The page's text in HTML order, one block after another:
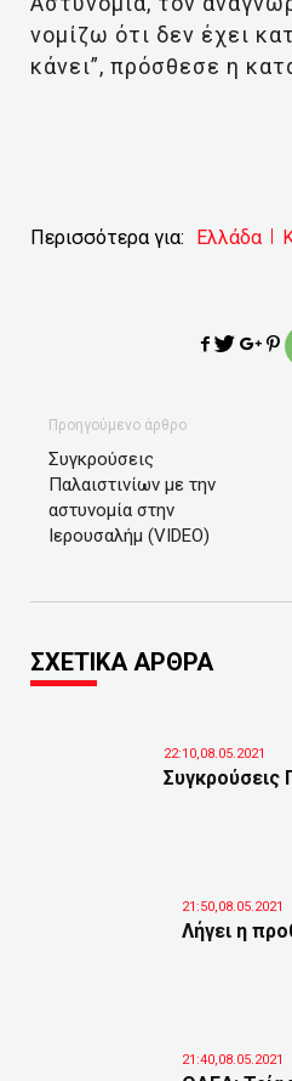
νομίζω ότι δεν έχει
κάνει”, πρόσθεσε η
Περισσότερα για: Ελλάδα
Προηγούμενο άρθρο
Συγκρούσεις
Παλαιστινίων με την
αστυνομία στην
Ιερουσαλήμ (VIDEO)
ΣΧΕΤΙΚΑ ΑΡΘΡΑ
22:10,08.05.2021
Συγκρούσεις
21:50,08.05.2021
Λήγει η
21:40,08.05.2021